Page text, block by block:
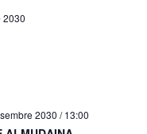
2030
2030 / 13:00